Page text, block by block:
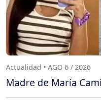
Actualidad • AGO 6 / 2026
Madre de María